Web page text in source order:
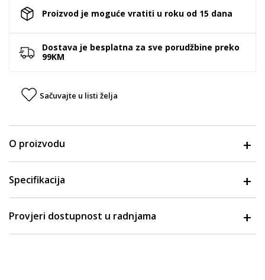
Proizvod je moguće vratiti u roku od 15 dana
Dostava je besplatna za sve porudžbine preko
99KM
Sačuvajte u listi želja
O proizvodu
Specifikacija
Provjeri dostupnost u radnjama